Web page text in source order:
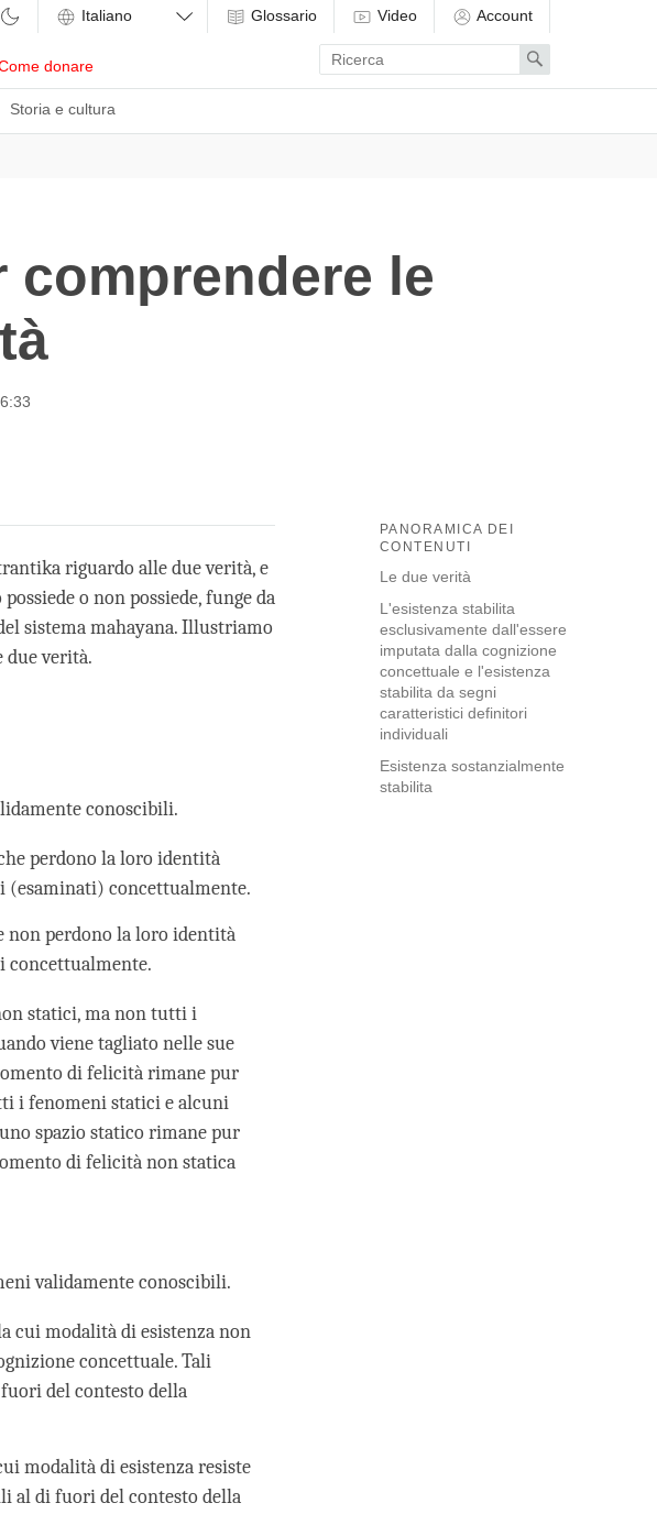
Storia e cultura
donare
Glossario Video Account
Enter
search
term
Search
comprendere le
PANORAMICA DEI
CONTENUTI
Le due verità
L'esistenza stabilita
esclusivamente dall'essere
imputata dalla cognizione
concettuale e l'esistenza
stabilita da segni
caratteristici definitori
individuali
Esistenza sostanzialmente
stabilita
riguardo alle due verità, e
o non possiede, funge da
sistema mahayana. Illustriamo
verità.
conoscibili.
perdono la loro identità
(esaminati) concettualmente.
non perdono la loro identità
concettualmente.
statici, ma non tutti i
viene tagliato nelle sue
di felicità rimane pur
i fenomeni statici e alcuni
spazio statico rimane pur
di felicità non statica
validamente conoscibili.
cui modalità di esistenza non
concettuale. Tali
del contesto della
modalità di esistenza resiste
al di fuori del contesto della